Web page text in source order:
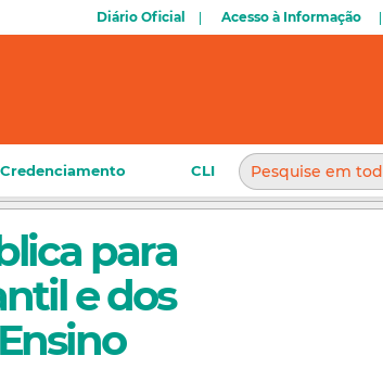
Diário Oficial Acesso à Informação
Credenciamento CLI
para
e dos